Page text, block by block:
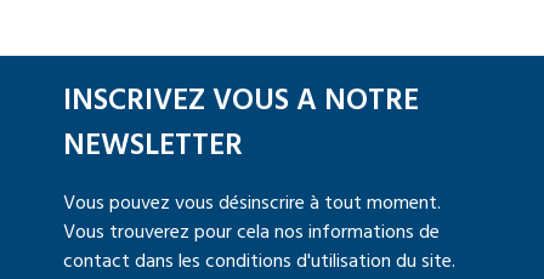
INSCRIVEZ VOUS A NOTRE
NEWSLETTER
Vous pouvez vous désinscrire à tout moment.
Vous trouverez pour cela nos informations de
contact dans les conditions d'utilisation du site.